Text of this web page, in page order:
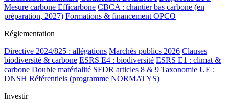
Mesure carbone Efficarbone CBCA : chantier bas carbone (en
préparation, 2027) Formations & financement OPCO
Réglementation
Directive 2024/825 : allégations Marchés publics 2026 Clauses
biodiversité & carbone ESRS E4 : biodiversité ESRS E1 : climat &
carbone Double matérialité SFDR articles 8 & 9 Taxonomie UE :
DNSH Référentiels (programme NORMATYS)
Investir